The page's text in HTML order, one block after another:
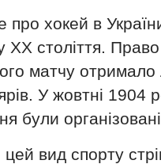
про хокей в
ХХ століття.
матчу отримало
У жовтні 1904
були
цей вид спорту